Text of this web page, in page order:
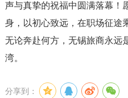
声与真挚的祝福中圆满落幕！
身，以初心致远，在职场征途
无论奔赴何方，无锡旅商永远
湾。
分享到：